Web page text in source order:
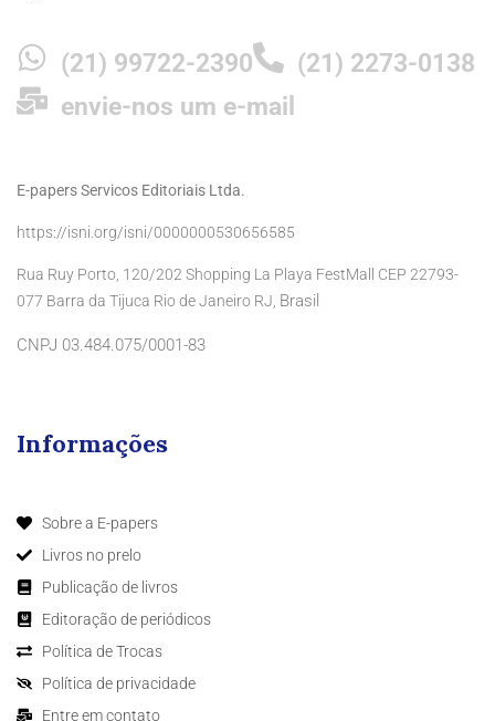
(21) 99722-2390
(21) 2273-0138
envie-nos um e-mail
E-papers Servicos Editoriais Ltda.
https://isni.org/isni/0000000530656585
Rua Ruy Porto, 120/202 Shopping La Playa FestMall CEP 22793-
077 Barra da Tijuca Rio de Janeiro RJ, Brasil
CNPJ 03.484.075/0001-83
Informações
Sobre a E-papers
Livros no prelo
Publicação de livros
Editoração de periódicos
Política de Trocas
Política de privacidade
Entre em contato